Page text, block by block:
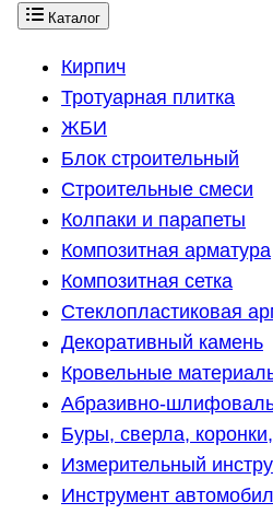
Каталог
Кирпич
Тротуарная плитка
ЖБИ
Блок строительный
Строительные смеси
Колпаки и парапеты
Композитная арматура
Композитная сетка
Стеклопластиковая
Декоративный камень
Кровельные
Абразивно-
Буры, сверла,
Измерительный
Инструмент